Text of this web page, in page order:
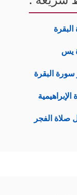
يس
سورة البقرة
الإبراهيمية
صلاة الفجر